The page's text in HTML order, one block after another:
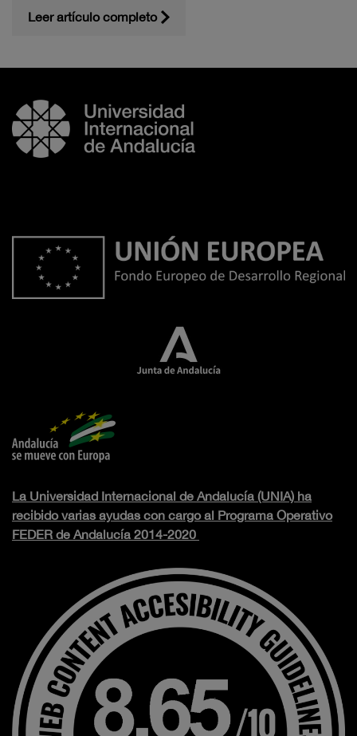
Leer artículo completo
La Universidad Internacional de Andalucía (UNIA) ha
recibido varias ayudas con cargo al Programa Operativo
FEDER de Andalucía 2014-2020